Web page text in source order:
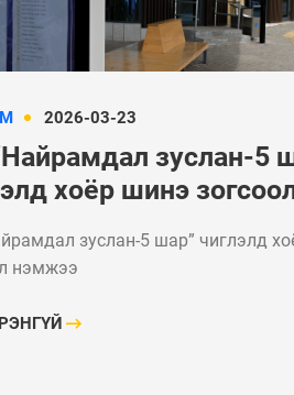
2026-03-23
зуслан-5
хоёр шинэ
зуслан-5 шар” чиглэлд
нэмжээ
дүүрэгт
тусгай бүс